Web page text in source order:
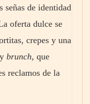
señas de identidad
oferta dulce se
crepes y una
brunch, que
reclamos de la